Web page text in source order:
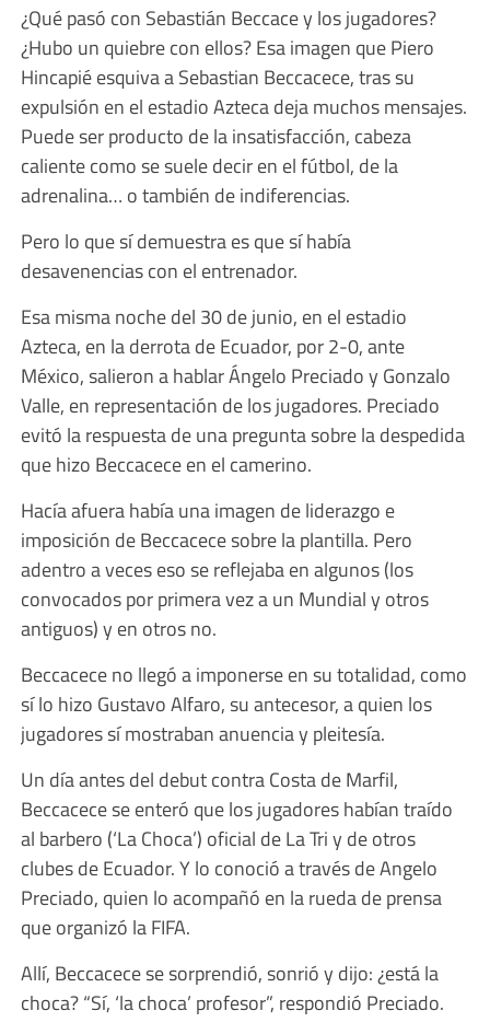
¿Qué pasó con Sebastián Beccace y los jugadores?
¿Hubo un quiebre con ellos? Esa imagen que Piero
Hincapié esquiva a Sebastian Beccacece, tras su
expulsión en el estadio Azteca deja muchos mensajes.
Puede ser producto de la insatisfacción, cabeza
caliente como se suele decir en el fútbol, de la
adrenalina… o también de indiferencias.
Pero lo que sí demuestra es que sí había
desavenencias con el entrenador.
Esa misma noche del 30 de junio, en el estadio
Azteca, en la derrota de Ecuador, por 2-0, ante
México, salieron a hablar Ángelo Preciado y Gonzalo
Valle, en representación de los jugadores. Preciado
evitó la respuesta de una pregunta sobre la despedida
que hizo Beccacece en el camerino.
Hacía afuera había una imagen de liderazgo e
imposición de Beccacece sobre la plantilla. Pero
adentro a veces eso se reflejaba en algunos (los
convocados por primera vez a un Mundial y otros
antiguos) y en otros no.
Beccacece no llegó a imponerse en su totalidad, como
sí lo hizo Gustavo Alfaro, su antecesor, a quien los
jugadores sí mostraban anuencia y pleitesía.
Un día antes del debut contra Costa de Marfil,
Beccacece se enteró que los jugadores habían traído
al barbero (‘La Choca’) oficial de La Tri y de otros
clubes de Ecuador. Y lo conoció a través de Angelo
Preciado, quien lo acompañó en la rueda de prensa
que organizó la FIFA.
Allí, Beccacece se sorprendió, sonrió y dijo: ¿está la
choca? “Sí, ‘la choca’ profesor”, respondió Preciado.